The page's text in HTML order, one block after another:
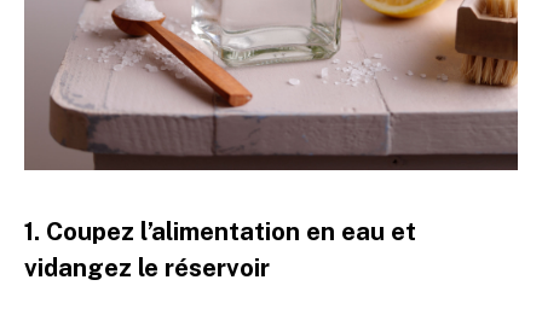
1. Coupez l’alimentation en eau et
vidangez le réservoir